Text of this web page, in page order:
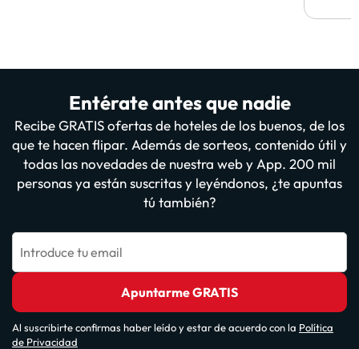
Entérate antes que nadie
Recibe GRATIS ofertas de hoteles de los buenos, de los
que te hacen flipar. Además de sorteos, contenido útil y
todas las novedades de nuestra web y App. 200 mil
personas ya están suscritas y leyéndonos, ¿te apuntas
tú también?
Introduce tu email
Apuntarme GRATIS
Al suscribirte confirmas haber leído y estar de acuerdo con la Política
de Privacidad